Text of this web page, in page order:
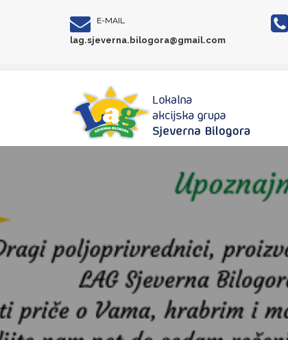
E-MAIL
lag.sjeverna.bilogora@gmail.com
Objava javnog
Strategije LAG-a
Bilogora za
godine